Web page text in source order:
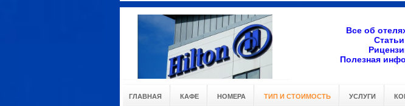
Все об
Статьи
Полезная
ГЛАВНАЯ КАФЕ НОМЕРА ТИП И СТОИМОСТЬ УСЛУГИ